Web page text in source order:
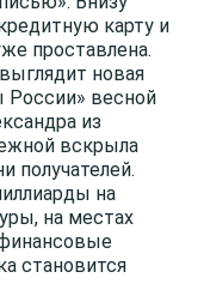
карту и
проставлена.
новая
России» весной
из
вскрыла
получателей.
на
на местах
финансовые
становится